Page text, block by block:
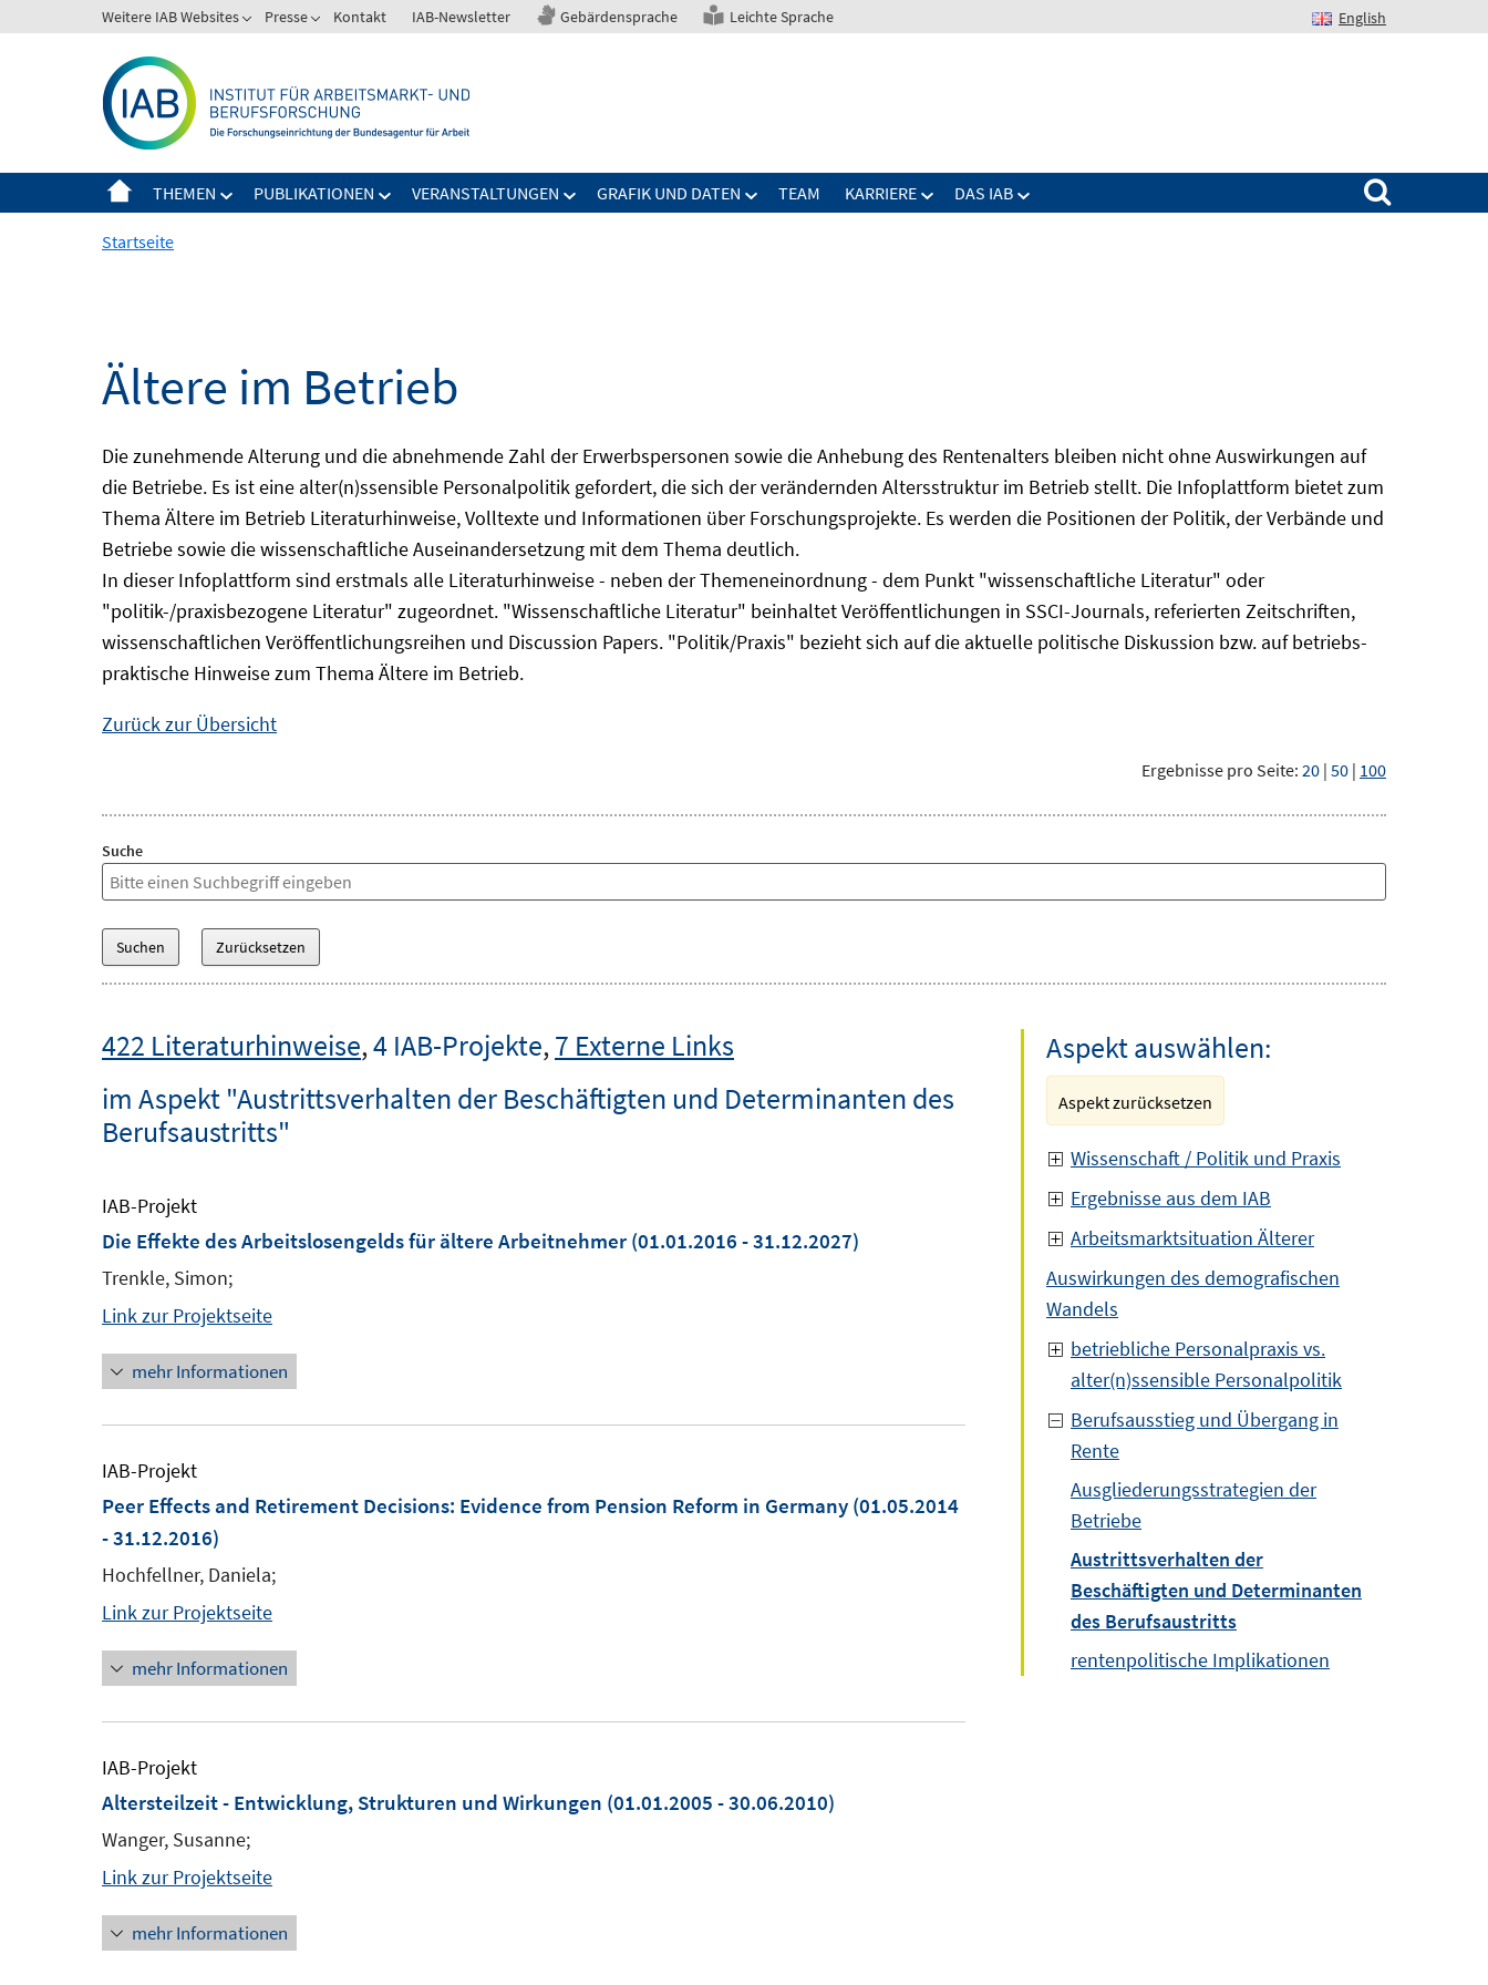
zum
Weitere IAB Websites Presse Kontakt IAB-Newsletter Gebärdensprache Leichte Sprache English
THEMEN PUBLIKATIONEN VERANSTALTUNGEN GRAFIK UND DATEN TEAM KARRIERE DAS IAB
Suchen nach:
Startseite
Ältere im Betrieb
Die zunehmende Alterung und die abnehmende Zahl der Erwerbspersonen sowie die Anhebung des Rentenalters bleiben nicht ohne Auswirkungen auf
die Betriebe. Es ist eine alter(n)ssensible Personalpolitik gefordert, die sich der verändernden Altersstruktur im Betrieb stellt. Die Infoplattform bietet zum
Thema Ältere im Betrieb Literaturhinweise, Volltexte und Informationen über Forschungsprojekte. Es werden die Positionen der Politik, der Verbände und
Betriebe sowie die wissenschaftliche Auseinandersetzung mit dem Thema deutlich.
In dieser Infoplattform sind erstmals alle Literaturhinweise - neben der Themeneinordnung - dem Punkt "wissenschaftliche Literatur" oder
"politik-/praxisbezogene Literatur" zugeordnet. "Wissenschaftliche Literatur" beinhaltet Veröffentlichungen in SSCI-Journals, referierten Zeitschriften,
wissenschaftlichen Veröffentlichungsreihen und Discussion Papers. "Politik/Praxis" bezieht sich auf die aktuelle politische Diskussion bzw. auf betriebs-
praktische Hinweise zum Thema Ältere im Betrieb.
Zurück zur Übersicht
Ergebnisse pro Seite: 20 | 50 | 100
Suche
422 Literaturhinweise,4 IAB-Projekte,7 Externe Links
im Aspekt "Austrittsverhalten der Beschäftigten und Determinanten des
Berufsaustritts"
IAB-Projekt
Die Effekte des Arbeitslosengelds für ältere Arbeitnehmer (01.01.2016 - 31.12.2027)
Trenkle, Simon;
Link zur Projektseite
mehr Informationen
IAB-Projekt
Peer Effects and Retirement Decisions: Evidence from Pension Reform in Germany (01.05.2014
- 31.12.2016)
Hochfellner, Daniela;
Link zur Projektseite
mehr Informationen
IAB-Projekt
Altersteilzeit - Entwicklung, Strukturen und Wirkungen (01.01.2005 - 30.06.2010)
Wanger, Susanne;
Link zur Projektseite
mehr Informationen
Aspekt auswählen:
Aspekt zurücksetzen
Wissenschaft / Politik und Praxis
Ergebnisse aus dem IAB
Arbeitsmarktsituation Älterer
Auswirkungen des demografischen
Wandels
betriebliche Personalpraxis vs.
alter(n)ssensible Personalpolitik
Berufsausstieg und Übergang in
Rente
Ausgliederungsstrategien der
Betriebe
Austrittsverhalten der
Beschäftigten und Determinanten
des Berufsaustritts
rentenpolitische Implikationen